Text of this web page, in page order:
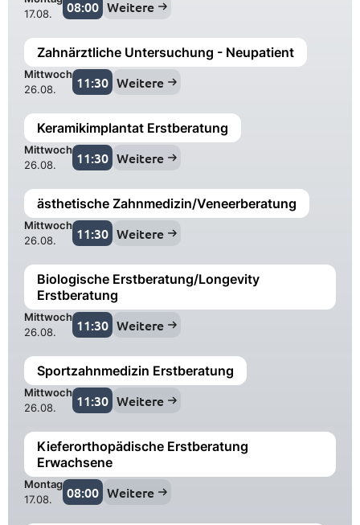
17.08.
08:00 Weitere
Zahnärztliche Untersuchung - Neupatient
Mittwoch
26.08.
11:30 Weitere
Keramikimplantat Erstberatung
Mittwoch
26.08.
11:30 Weitere
ästhetische Zahnmedizin/Veneerberatung
Mittwoch
26.08.
11:30 Weitere
Biologische Erstberatung/Longevity
Erstberatung
Mittwoch
26.08.
11:30 Weitere
Sportzahnmedizin Erstberatung
Mittwoch
26.08.
11:30 Weitere
Kieferorthopädische Erstberatung
Erwachsene
Montag
17.08.
08:00 Weitere